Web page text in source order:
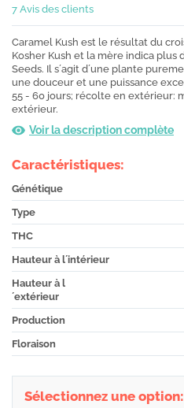
7 Avis des clients
Caramel Kush est le résultat du
Kosher Kush et la mère indica
Seeds. Il s´agit d´une plante
une douceur et une puissance
55 - 60 jours; récolte en extérieur:
extérieur.
Voir la description complète
Caractéristiques:
Génétique
Type
THC
Hauteur à l´intérieur
Hauteur à l
´extérieur
Production
Floraison
Sélectionnez une option: